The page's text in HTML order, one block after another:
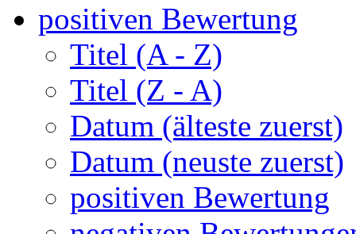
positiven Bewertung
Titel (A - Z)
Titel (Z - A)
Datum (älteste zuerst)
Datum (neuste zuerst)
positiven Bewertung